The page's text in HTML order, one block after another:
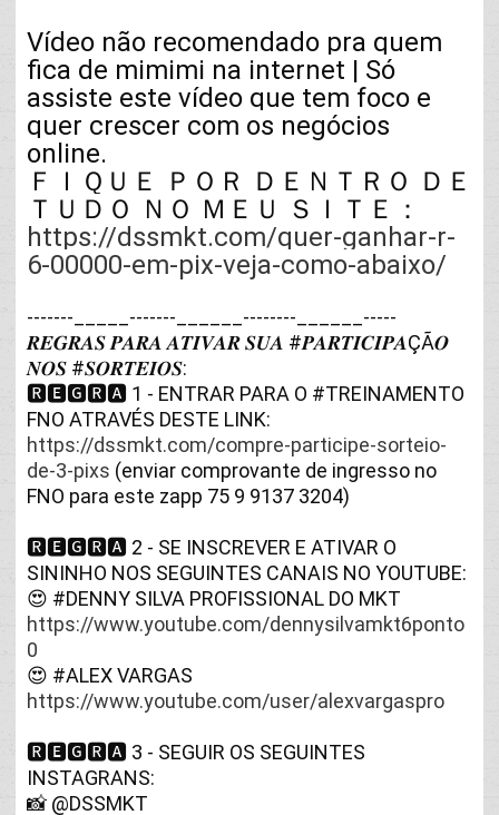
Vídeo não recomendado pra quem
fica de mimimi na internet | Só
assiste este vídeo que tem foco e
quer crescer com os negócios
online.
ＦＩＱＵＥ ＰＯＲ ＤＥＮＴＲＯ ＤＥ
ＴＵＤＯ ＮＯ ＭＥＵ ＳＩＴＥ：
https://dssmkt.com/quer-ganhar-r-
6-00000-em-pix-veja-como-abaixo/
-------_____-------______--------______-----
𝑹𝑬𝑮𝑹𝑨𝑺 𝑷𝑨𝑹𝑨 𝑨𝑻𝑰𝑽𝑨𝑹 𝑺𝑼𝑨 #𝑷𝑨𝑹𝑻𝑰𝑪𝑰𝑷𝑨ÇÃ𝑶
𝑵𝑶𝑺 #𝑺𝑶𝑹𝑻𝑬𝑰𝑶𝑺:
🆁🅴🅶🆁🅰 1 - ENTRAR PARA O #TREINAMENTO
https://dssmkt.com/compre-participe-sorteio-
de-3-pixs (enviar comprovante de ingresso no
🆁🅴🅶🆁🅰 2 - SE INSCREVER E ATIVAR O
SININHO NOS SEGUINTES CANAIS NO YOUTUBE:
😍 #DENNY
https://www.youtube.com/dennysilvamkt6ponto
0
😍 #ALEX
https://www.youtube.com/user/alexvargaspro
🆁🅴🅶🆁🅰 3 - SEGUIR OS SEGUINTES
INSTAGRANS: